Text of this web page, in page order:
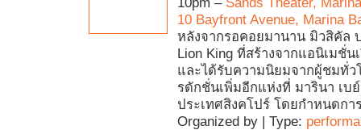
10 Bayfront Avenue, Marina
หลังจากรอคอยมานาน มิวสิคัล
Lion King ที่สร้างจากแอนิเมชั่น
และได้รับความนิยมจากผู้ชมทั่ว
รดักชั่นเพิ่มอีกแห่งที่ มารินา เบ
ประเทศสิงคโปร์ โดยกำหนดกา
Organized by | Type: